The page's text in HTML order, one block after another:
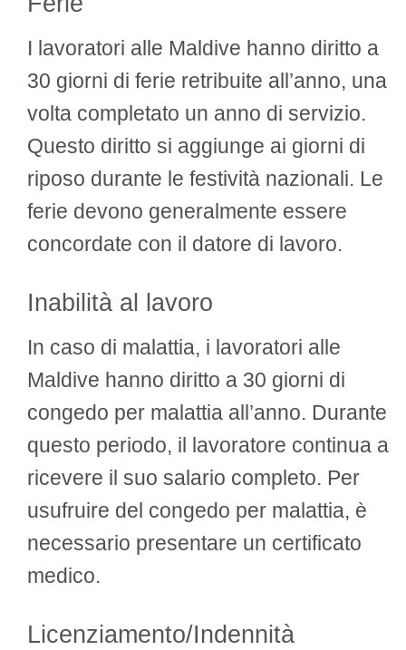
I lavoratori alle Maldive hanno diritto a
30 giorni di ferie retribuite all’anno, una
volta completato un anno di servizio.
Questo diritto si aggiunge ai giorni di
riposo durante le festività nazionali. Le
ferie devono generalmente essere
concordate con il datore di lavoro.
Inabilità al lavoro
In caso di malattia, i lavoratori alle
Maldive hanno diritto a 30 giorni di
congedo per malattia all’anno. Durante
questo periodo, il lavoratore continua a
ricevere il suo salario completo. Per
usufruire del congedo per malattia, è
necessario presentare un certificato
medico.
Licenziamento/Indennità